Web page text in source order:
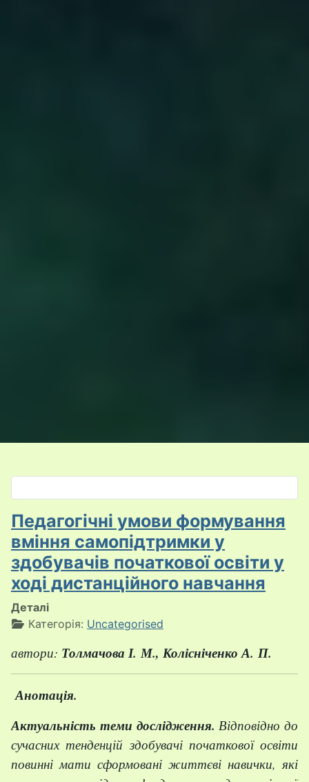
Оберіть свою мову
Педагогічні умови формування
вміння самопідтримки у
здобувачів початкової освіти у
ході дистанційного навчання
Деталі
Категорія: Uncategorised
автори: Толмачова І. М., Колісніченко А. П.
Анотація.
Актуальність теми дослідження.Відповідно до
сучасних тенденцій здобувачі початкової освіти
повинні мати сформовані життєві навички, які